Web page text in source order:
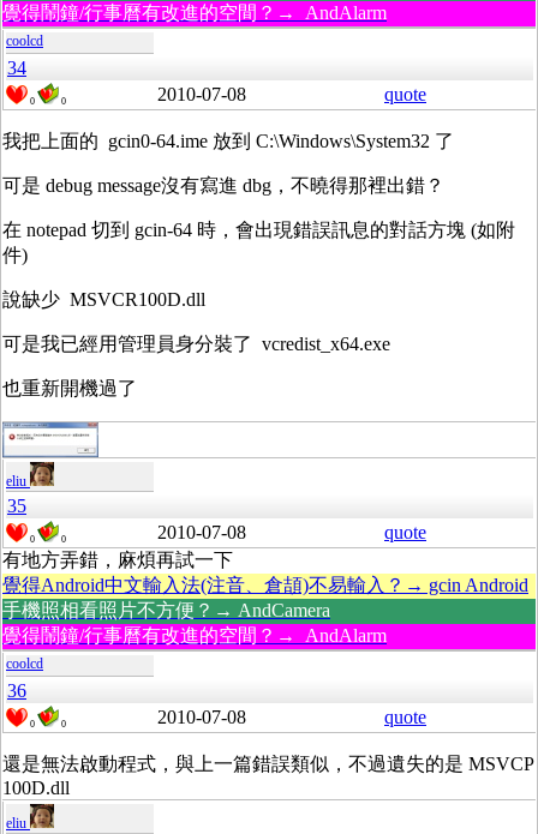
覺得鬧鐘/行事曆有改進的空間？→ AndAlarm
coolcd
34
0 0 2010-07-08 quote
我把上面的 gcin0-64.ime 放到 C:\Windows\System32 了
可是 debug message沒有寫進 dbg，不曉得那裡出錯？
在 notepad 切到 gcin-64 時，會出現錯誤訊息的對話方塊 (如附
件)
說缺少 MSVCR100D.dll
可是我已經用管理員身分裝了 vcredist_x64.exe
也重新開機過了
eliu
35
0 0 2010-07-08
quote
有地方弄錯，麻煩再試一下
覺得Android中文輸入法(注音、倉頡)不易輸入？→ gcin Android
手機照相看照片不方便？→ AndCamera
覺得鬧鐘/行事曆有改進的空間？→ AndAlarm
coolcd
36
0 0 2010-07-08 quote
還是無法啟動程式，與上一篇錯誤類似，不過遺失的是 MSVCP
100D.dll
eliu